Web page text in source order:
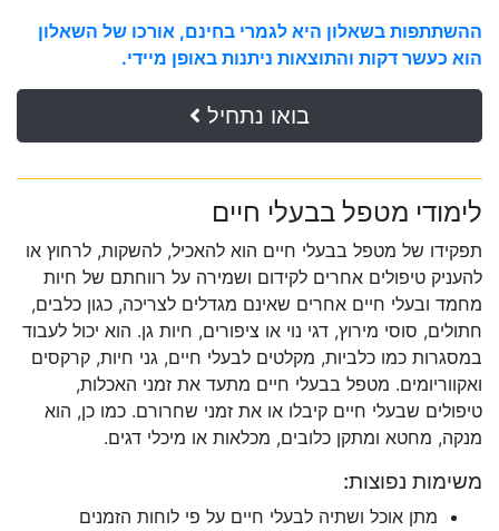
ההשתתפות בשאלון היא לגמרי בחינם, אורכו של השאלון
הוא כעשר דקות והתוצאות ניתנות באופן מיידי.
בואו נתחיל
לימודי מטפל בבעלי חיים
תפקידו של מטפל בבעלי חיים הוא להאכיל, להשקות, לרחוץ או
להעניק טיפולים אחרים לקידום ושמירה על רווחתם של חיות
מחמד ובעלי חיים אחרים שאינם מגדלים לצריכה, כגון כלבים,
חתולים, סוסי מירוץ, דגי נוי או ציפורים, חיות גן. הוא יכול לעבוד
במסגרות כמו כלביות, מקלטים לבעלי חיים, גני חיות, קרקסים
ואקווריומים. מטפל בבעלי חיים מתעד את זמני האכלות,
טיפולים שבעלי חיים קיבלו או את זמני שחרורם. כמו כן, הוא
מנקה, מחטא ומתקן כלובים, מכלאות או מיכלי דגים.
משימות נפוצות:
מתן אוכל ושתיה לבעלי חיים על פי לוחות הזמנים